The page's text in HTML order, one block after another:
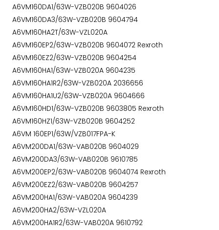
A6VM160DA1/63W-VZB020B 9604026
A6VM160DA3/63W-VZB020B 9604794
A6VM160HA2T/63W-VZL020A
A6VM160EP2/63W-VZB020B 9604072 Rexroth
A6VM160EZ2/63W-VZB020B 9604254
A6VM160HA1/63W-VZB020A 9604235
A6VM160HA1R2/63W-VZB020A 2036656
A6VM160HA1U2/63W-VZB020A 9604666
A6VM160HD1/63W-VZB020B 9603805 Rexroth
A6VM160HZ1/63W-VZB020B 9604252
A6VM 160EP1/63W/VZB017FPA-K
A6VM200DA1/63W-VAB020B 9604029
A6VM200DA3/63W-VAB020B 9610785
A6VM200EP2/63W-VAB020B 9604074 Rexroth
A6VM200EZ2/63W-VAB020B 9604257
A6VM200HA1/63W-VAB020A 9604239
A6VM200HA2/63W-VZL020A
A6VM200HA1R2/63W-VAB020A 9610792